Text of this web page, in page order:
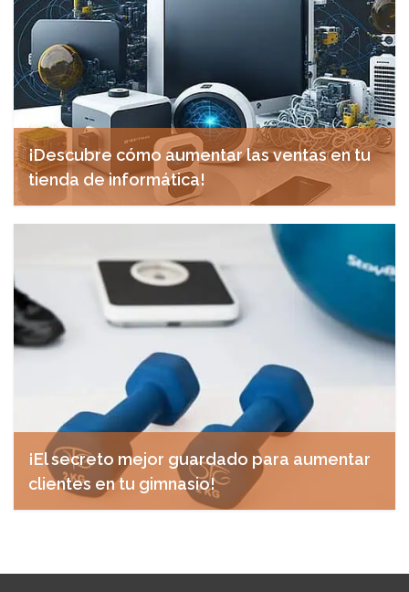
¡Descubre cómo aumentar las ventas en tu
tienda de informática!
diciembre 12, 2024
¡El secreto mejor guardado para aumentar
clientes en tu gimnasio!